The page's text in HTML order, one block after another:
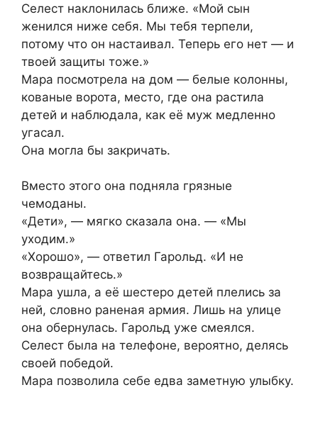
Селест наклонилась ближе. «Мой сын
женился ниже себя. Мы тебя терпели,
потому что он настаивал. Теперь его нет — и
твоей защиты тоже.»
Мара посмотрела на дом — белые колонны,
кованые ворота, место, где она растила
детей и наблюдала, как её муж медленно
угасал.
Она могла бы закричать.
Вместо этого она подняла грязные
чемоданы.
«Дети», — мягко сказала она. — «Мы
уходим.»
«Хорошо», — ответил Гарольд. «И не
возвращайтесь.»
Мара ушла, а её шестеро детей плелись за
ней, словно раненая армия. Лишь на улице
она обернулась. Гарольд уже смеялся.
Селест была на телефоне, вероятно, делясь
своей победой.
Мара позволила себе едва заметную улыбку.